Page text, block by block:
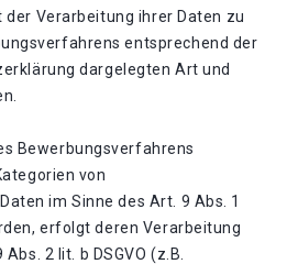
der Verarbeitung ihrer Daten zu
entsprechend der
dargelegten Art und
Bewerbungsverfahrens
von
im Sinne des Art. 9 Abs. 1
erfolgt deren Verarbeitung
2 lit. b DSGVO (z.B.